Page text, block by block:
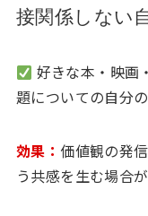
接関係しない
好きな本・映画
題についての自分
効果： 価値観の発
う共感を生む場合が